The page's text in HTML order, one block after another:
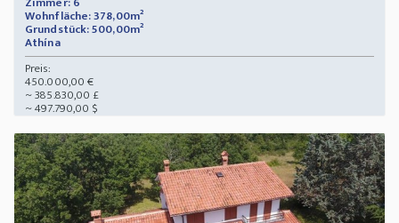
Wohnfläche: 378,00m²
Grundstück: 500,00m²
Athína
Preis:
450.000,00 €
~ 385.830,00 £
~ 497.790,00 $